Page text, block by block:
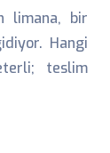
limana, bir
Hangi
teslim